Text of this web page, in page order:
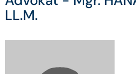
AKTUALITY
LL.M.